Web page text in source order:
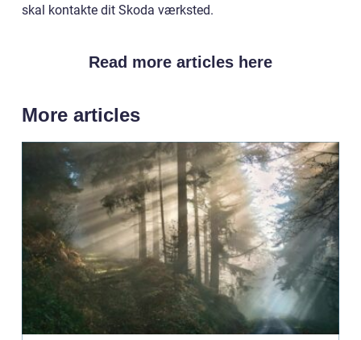
skal kontakte dit Skoda værksted.
Read more articles here
More articles